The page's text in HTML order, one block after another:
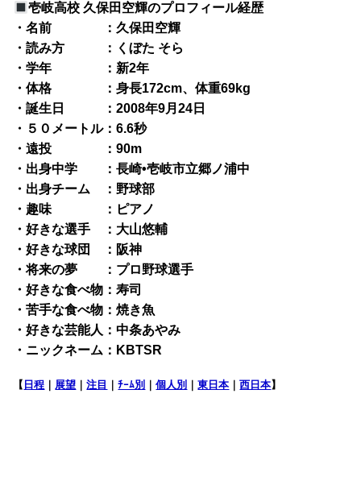
壱岐高校 久保田空輝のプロフィール経歴
・名前 ：久保田空輝
・読み方 ：くぼた そら
・学年 ：新2年
・体格 ：身長172cm、体重69kg
・誕生日 ：2008年9月24日
・５０メートル：6.6秒
・遠投 ：90m
・出身中学 ：長崎•壱岐市立郷ノ浦中
・出身チーム ：野球部
・趣味 ：ピアノ
・好きな選手 ：大山悠輔
・好きな球団 ：阪神
・将来の夢 ：プロ野球選手
・好きな食べ物：寿司
・苦手な食べ物：焼き魚
・好きな芸能人：中条あやみ
・ニックネーム：KBTSR
【 日程 ｜ 展望 ｜注目 ｜ﾁｰﾑ別 ｜個人別 ｜東日本 ｜西日本】